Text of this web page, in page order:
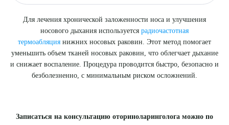
Для лечения хронической заложенности носа и улучшения
носового дыхания используется радиочастотная
термоабляция нижних носовых раковин. Этот метод помогает
уменьшить объем тканей носовых раковин, что облегчает дыхание
и снижает воспаление. Процедура проводится быстро, безопасно и
безболезненно, с минимальным риском осложнений.
Записаться на консультацию оториноларинголога можно по